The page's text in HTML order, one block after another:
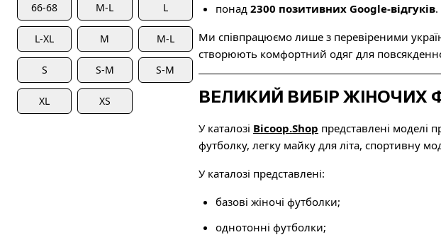
66-68 М-L L
L-XL M M-L
S S-М S-M
XL XS
понад 2300 позитивних Google-відгуків.
Ми співпрацюємо лише з перевіреними
створюють комфортний одяг для
ВЕЛИКИЙ ВИБІР
У каталозі Bicoop.Shop представлені моделі
футболку, легку майку для літа, спортивну
У каталозі представлені:
базові жіночі футболки;
однотонні футболки;